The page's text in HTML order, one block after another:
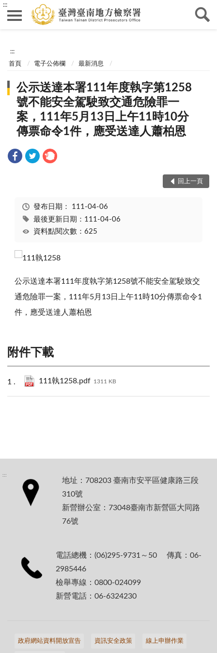
:::
:::
首頁 電子公佈欄 最新消息
公示送達本署111年度執字第1258
號不能安全駕駛致交通危險罪一
案，111年5月13日上午11時10分
傳票命令1件，應受送達人蕭柏恩
回上一頁
發布日期： 111-04-06
最後更新日期：111-04-06
資料點閱次數：625
公示送達本署111年度執字第1258號不能安全駕駛致交
通危險罪一案，111年5月13日上午11時10分傳票命令1
件，應受送達人蕭柏恩
附件下載
111執1258.pdf 1311 KB
:::
地址：708203 臺南市安平區健康路三段
310號
新營辦公室：73048臺南市新營區大同路
76號
電話總機：(06)295-9731～50 傳真：06-
2985446
檢舉專線：0800-024099
新營電話：06-6324230
政府網站資料開放宣告 資訊安全政策 線上申辦作業